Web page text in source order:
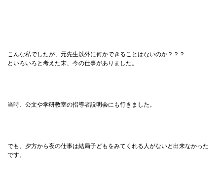
こんな私でしたが、元先生以外に何かできることはないのか？？？
といろいろと考えた末、今の仕事がありました。
当時、公文や学研教室の指導者説明会にも行きました。
でも、夕方から夜の仕事は結局子どもをみてくれる人がないと出来なかった
です。